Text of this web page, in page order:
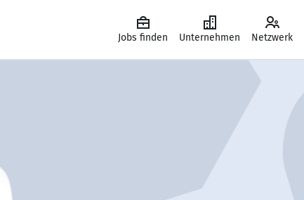
Jobs finden Unternehmen Netzwerk